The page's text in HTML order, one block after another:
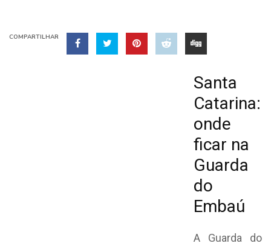
COMPARTILHAR
Santa
Catarina:
onde
ficar na
Guarda
do
Embaú
A Guarda do